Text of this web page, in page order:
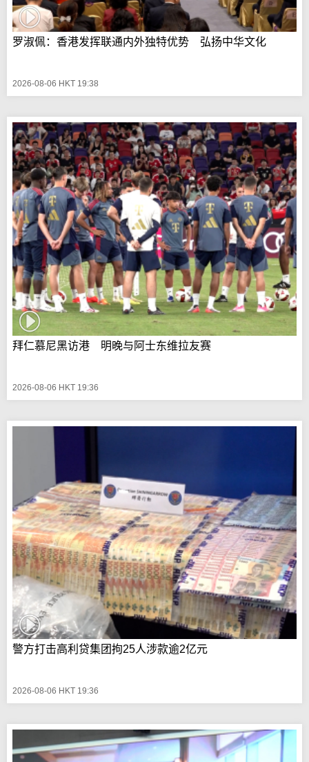
罗淑佩：香港发挥联通内外独特优势 弘扬中华文化
2026-08-06 HKT 19:38
拜仁慕尼黑访港 明晚与阿士东维拉友赛
2026-08-06 HKT 19:36
警方打击高利贷集团拘25人涉款逾2亿元
2026-08-06 HKT 19:36